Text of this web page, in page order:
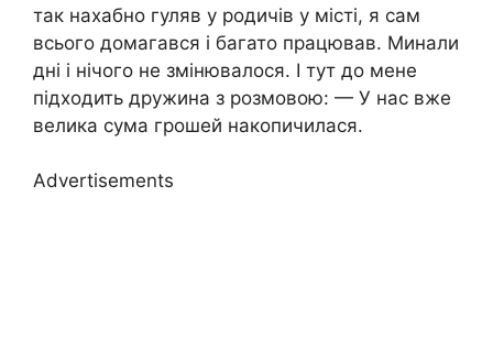
так нахабно гуляв у родичів у місті, я сам
всього домагався і багато працював. Минали
дні і нічого не змінювалося. І тут до мене
підходить дружина з розмовою: — У нас вже
велика сума грошей накопичилася.
Advertisements